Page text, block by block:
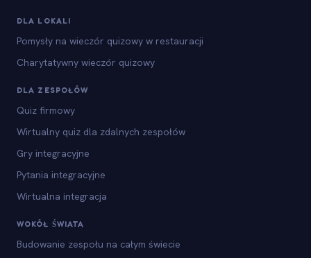
DLA LOKALI
Pomysły na wieczór quizowy w restauracji
Charytatywny wieczór quizowy
DLA ZESPOŁÓW
Quiz firmowy
Wirtualny quiz dla zdalnych zespołów
Gry integracyjne
Pytania integracyjne
Wirtualna integracja
WOKÓŁ ŚWIATA
Budowanie zespołu na całym świecie